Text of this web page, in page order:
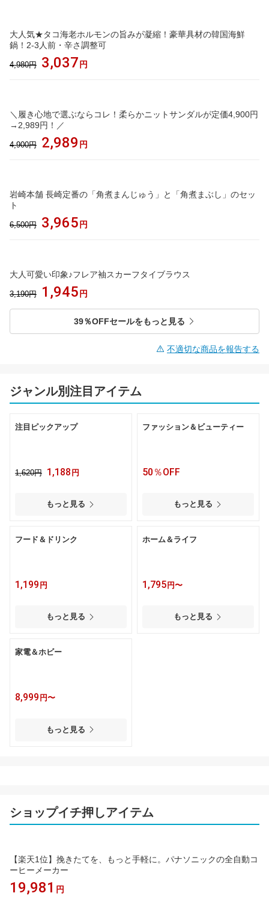
大人気★タコ海老ホルモンの旨みが凝縮！豪華具材の韓国海鮮
鍋！2-3人前・辛さ調整可
4,980円 3,037 円
＼履き心地で選ぶならコレ！柔らかニットサンダルが定価4,900円
→2,989円！／
4,900円 2,989 円
岩崎本舗 長崎定番の「角煮まんじゅう」と「角煮まぶし」のセッ
ト
6,500円 3,965 円
大人可愛い印象♪フレア袖スカーフタイブラウス
3,190円 1,945 円
39％OFFセールをもっと見る
不適切な商品を報告する
ジャンル別注目アイテム
注目ピックアップ
1,620円 1,188 円
もっと見る
ファッション＆ビューティー
50％OFF
もっと見る
フード＆ドリンク
1,199 円
もっと見る
ホーム＆ライフ
1,795 円〜
もっと見る
家電＆ホビー
8,999 円〜
もっと見る
ショップイチ押しアイテム
【楽天1位】挽きたてを、もっと手軽に。パナソニックの全自動コ
ーヒーメーカー
19,981 円